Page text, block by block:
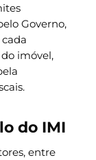
Governo,
imóvel,
do IMI
entre